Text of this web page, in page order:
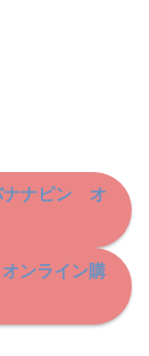
ナピン
オ
ンライン購